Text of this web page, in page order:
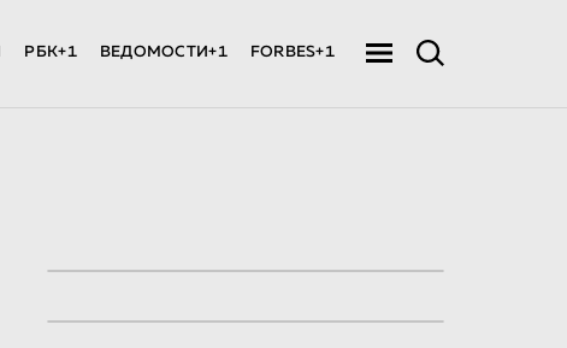
РБК+1 ВЕДОМОСТИ+1 FORBES+1